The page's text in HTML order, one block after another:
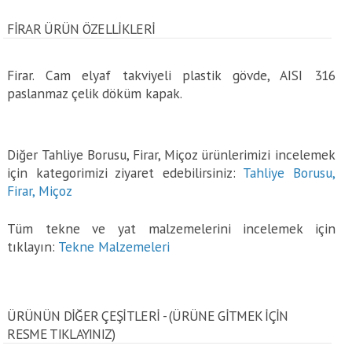
FIRAR ÜRÜN ÖZELLİKLERİ
Firar. Cam elyaf takviyeli plastik gövde, AISI 316
paslanmaz çelik döküm kapak.
Diğer Tahliye Borusu, Firar, Miçoz ürünlerimizi incelemek
için kategorimizi ziyaret edebilirsiniz: Tahliye Borusu,
Firar, Miçoz
Tüm tekne ve yat malzemelerini incelemek için
tıklayın: Tekne Malzemeleri
ÜRÜNÜN DİĞER ÇEŞİTLERİ - (ÜRÜNE GITMEK IÇIN
RESME TIKLAYINIZ)